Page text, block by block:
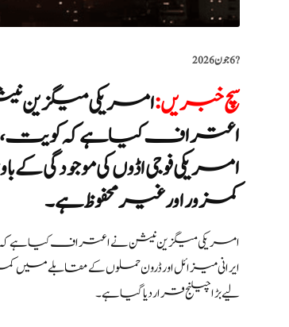
?️6 جون 2026
سچ خبریں:امریکی میگزین
اعتراف کیا ہے کہ کویت،
امریکی فوجی اڈوں کی موجودگی
کمزور اور غیر محفوظ ہے۔
امریکی میگزین نیشن نے اعتراف کیا ہے کہ
ایرانی میزائل اور ڈرون حملوں کے مقابلے
لیے بڑا چیلنج قرار دیا گیا ہے۔